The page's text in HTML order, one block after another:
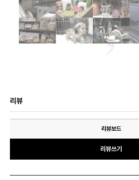
리뷰
리뷰보드
리뷰쓰기